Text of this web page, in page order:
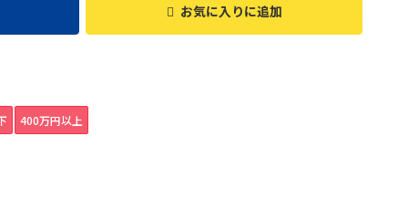
お気に入りに追加
400万円以上